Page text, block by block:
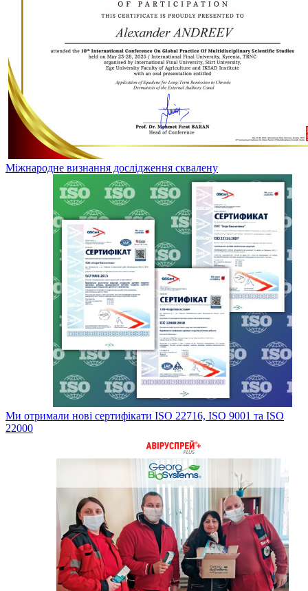
Міжнародне визнання дослідження сквалену
Ми отримали нові сертифікати ISO 22716, ISO 9001 та ISO
22000